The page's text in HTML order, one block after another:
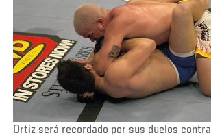
Ortiz será recordado por sus duelos